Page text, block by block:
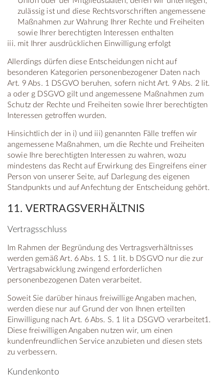
zulässig ist und diese Rechtsvorschriften angemessene
Maßnahmen zur Wahrung Ihrer Rechte und Freiheiten
sowie Ihrer berechtigten Interessen enthalten
mit Ihrer ausdrücklichen Einwilligung erfolgt
Allerdings dürfen diese Entscheidungen nicht auf
besonderen Kategorien personenbezogener Daten nach
Art. 9 Abs. 1 DSGVO beruhen, sofern nicht Art. 9 Abs. 2 lit.
a oder g DSGVO gilt und angemessene Maßnahmen zum
Schutz der Rechte und Freiheiten sowie Ihrer berechtigten
Interessen getroffen wurden.
Hinsichtlich der in i) und iii) genannten Fälle treffen wir
angemessene Maßnahmen, um die Rechte und Freiheiten
sowie Ihre berechtigten Interessen zu wahren, wozu
mindestens das Recht auf Erwirkung des Eingreifens einer
Person von unserer Seite, auf Darlegung des eigenen
Standpunkts und auf Anfechtung der Entscheidung gehört.
11. VERTRAGSVERHÄLTNIS
Vertragsschluss
Im Rahmen der Begründung des Vertragsverhältnisses
werden gemäß Art. 6 Abs. 1 S. 1 lit. b DSGVO nur die zur
Vertragsabwicklung zwingend erforderlichen
personenbezogenen Daten verarbeitet.
Soweit Sie darüber hinaus freiwillige Angaben machen,
werden diese nur auf Grund der von Ihnen erteilten
Einwilligung nach Art. 6 Abs. S. 1 lit a DSGVO verarbeitet1.
Diese freiwilligen Angaben nutzen wir, um einen
kundenfreundlichen Service anzubieten und diesen stets
zu verbessern.
Kundenkonto